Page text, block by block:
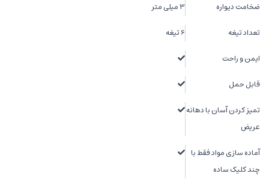
ضخامت دیواره 3 میلی متر
تعداد تیغه 6 تیغه
ایمن و راحت
قابل حمل
تمیز کردن آسان با دهانه
عریض
آماده سازی مواد فقط با
چند کلیک ساده